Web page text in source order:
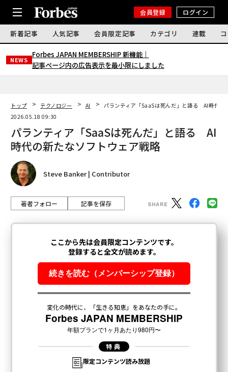
会員登録 ログイン
新着記事 人気記事 会員限定記事 カテゴリ 連載
NEWS
Forbes JAPAN MEMBERSHIP 新機能｜
記事ページ内の広告表示を最小限にしました
トップ テクノロジー AI
パランティア「SaaSは死んだ」と語る AI時代の
2026.05.18 09:30
パランティア「SaaSは死んだ」と語る AI
時代の新たなソフトウェア戦略
Steve Banker | Contributor
著者フォロー 記事を保存